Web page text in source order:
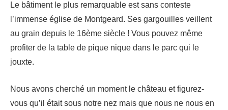
Le bâtiment le plus remarquable est sans conteste
l’immense église de Montgeard. Ses gargouilles veillent
au grain depuis le 16ème siècle ! Vous pouvez même
profiter de la table de pique nique dans le parc qui le
jouxte.
Nous avons cherché un moment le château et figurez-
vous qu’il était sous notre nez mais que nous ne nous en